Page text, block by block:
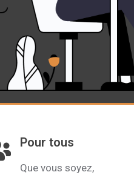
Pour tous
Que vous soyez,